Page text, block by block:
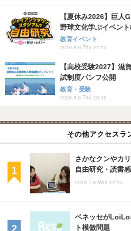
【夏休み2026】巨人
野球文化学ぶイベン
教育イベント
2026.8.6 Thu 21:15
【高校受験2027】滋
試制度パンフ公開
教育・受験
2026.8.6 Thu 20:45
その他アクセスラ
さかなクンやカ
自由研究・読書
2013.7.8 Mon 11:15
ベネッセがLoiLo
ト模倣問題